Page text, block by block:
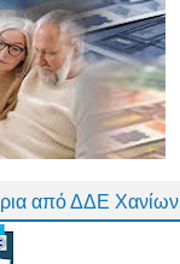
από ΔΔΕ Χανίων